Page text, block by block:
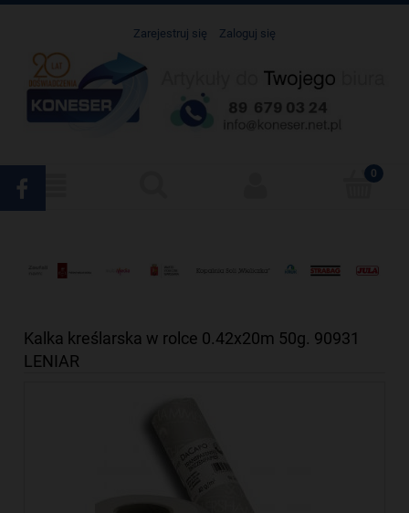
Zarejestruj się Zaloguj się
Kalka kreślarska w rolce 0.42x20m 50g. 90931
LENIAR